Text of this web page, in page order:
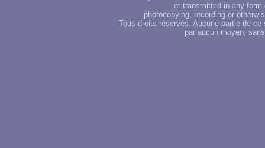
or transmitted in any
photocopying, recording or
Tous droits réservés. Aucune partie de
par aucun moyen,